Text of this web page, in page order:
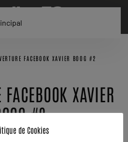
FACEBOOK XAVIER BOOG #2
FACEBOOK XAVIER
#2
2013
de Cookies